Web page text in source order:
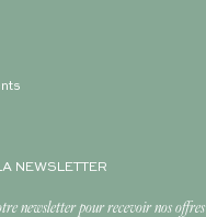
NEWSLETTER
newsletter pour recevoir nos offres